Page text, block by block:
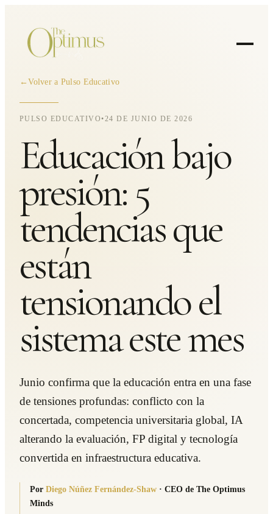
←Volver a Pulso Educativo
PULSO EDUCATIVO•24 DE JUNIO DE 2026
Educación bajo
presión: 5
tendencias que
están
tensionando el
sistema este mes
Junio confirma que la educación entra en una fase
de tensiones profundas: conflicto con la
concertada, competencia universitaria global, IA
alterando la evaluación, FP digital y tecnología
convertida en infraestructura educativa.
Por Diego Núñez Fernández-Shaw · CEO de The Optimus
Minds